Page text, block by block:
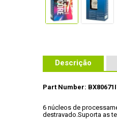
Descrição
Part Number:
6 núcleos de
destravado.Suporta as